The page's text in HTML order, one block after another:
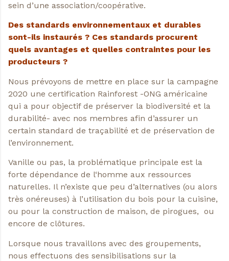
sein d’une association/coopérative.
Des standards environnementaux et durables
sont-ils instaurés ? Ces standards procurent
quels avantages et quelles contraintes pour les
producteurs ?
Nous prévoyons de mettre en place sur la campagne
2020 une certification Rainforest -ONG américaine
qui a pour objectif de préserver la biodiversité et la
durabilité- avec nos membres afin d’assurer un
certain standard de traçabilité et de préservation de
l’environnement.
Vanille ou pas, la problématique principale est la
forte dépendance de l‘homme aux ressources
naturelles. Il n’existe que peu d’alternatives (ou alors
très onéreuses) à l’utilisation du bois pour la cuisine,
ou pour la construction de maison, de pirogues, ou
encore de clôtures.
Lorsque nous travaillons avec des groupements,
nous effectuons des sensibilisations sur la